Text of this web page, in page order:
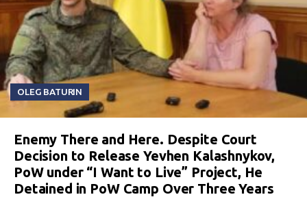
OLEG BATURIN
Enemy There and Here. Despite Court
Decision to Release Yevhen Kalashnykov,
PoW under “I Want to Live” Project, He
Detained in PoW Camp Over Three Years